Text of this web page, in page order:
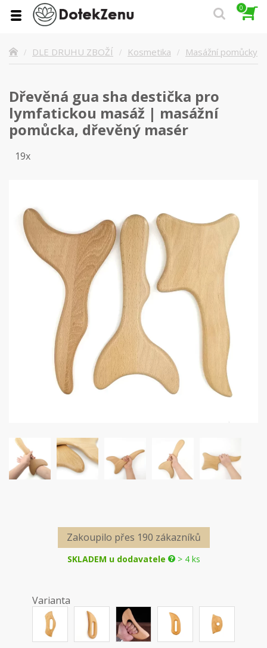
0
DLE DRUHU ZBOŽÍ Kosmetika Masážní pomůcky
Dřevěná gua sha destička pro
lymfatickou masáž | masážní
pomůcka, dřevěný masér
19x
Zakoupilo přes 190 zákazníků
SKLADEM u dodavatele > 4 ks
Varianta